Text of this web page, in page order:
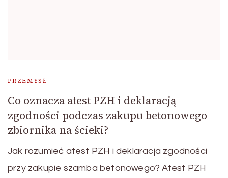
PRZEMYSŁ
Co oznacza atest PZH i deklaracją
zgodności podczas zakupu betonowego
zbiornika na ścieki?
Jak rozumieć atest PZH i deklaracja zgodności
przy zakupie szamba betonowego? Atest PZH